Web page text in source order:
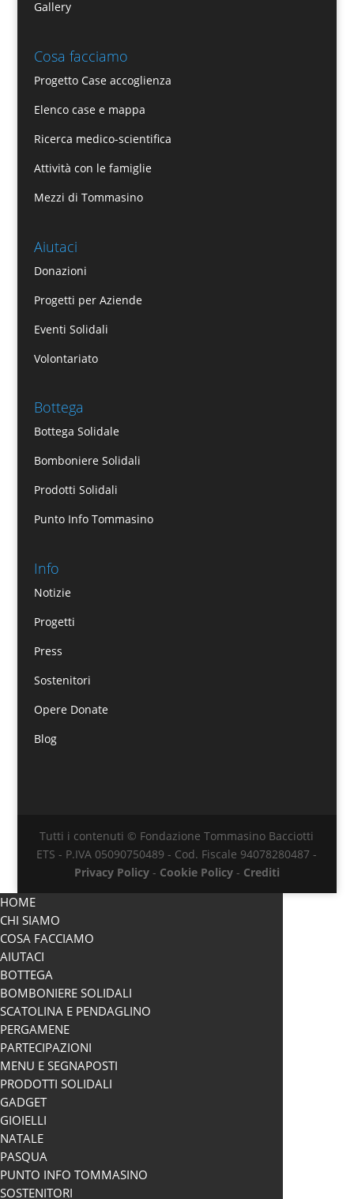
Gallery
Cosa facciamo
Progetto Case accoglienza
Elenco case e mappa
Ricerca medico-scientifica
Attività con le famiglie
Mezzi di Tommasino
Aiutaci
Donazioni
Progetti per Aziende
Eventi Solidali
Volontariato
Bottega
Bottega Solidale
Bomboniere Solidali
Prodotti Solidali
Punto Info Tommasino
Info
Notizie
Progetti
Press
Sostenitori
Opere Donate
Blog
Tutti i contenuti © Fondazione Tommasino Bacciotti
ETS - P.IVA 05090750489 - Cod. Fiscale 94078280487 -
Privacy Policy- Cookie Policy- Crediti
HOME
CHI SIAMO
COSA FACCIAMO
AIUTACI
BOTTEGA
BOMBONIERE SOLIDALI
SCATOLINA E PENDAGLINO
PERGAMENE
PARTECIPAZIONI
MENU E SEGNAPOSTI
PRODOTTI SOLIDALI
GADGET
GIOIELLI
NATALE
PASQUA
PUNTO INFO TOMMASINO
SOSTENITORI